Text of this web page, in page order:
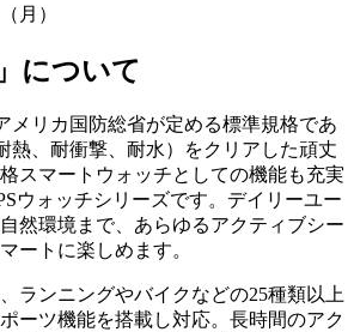
月）
について
メリカ国防総省が定める標準規格であ
熱、耐衝撃、耐水）をクリアした頑丈
スマートウォッチとしての機能も充実
ウォッチシリーズです。デイリーユー
然環境まで、あらゆるアクティブシー
ートに楽しめます。
ランニングやバイクなどの25種類以上
ーツ機能を搭載し対応。長時間のアク